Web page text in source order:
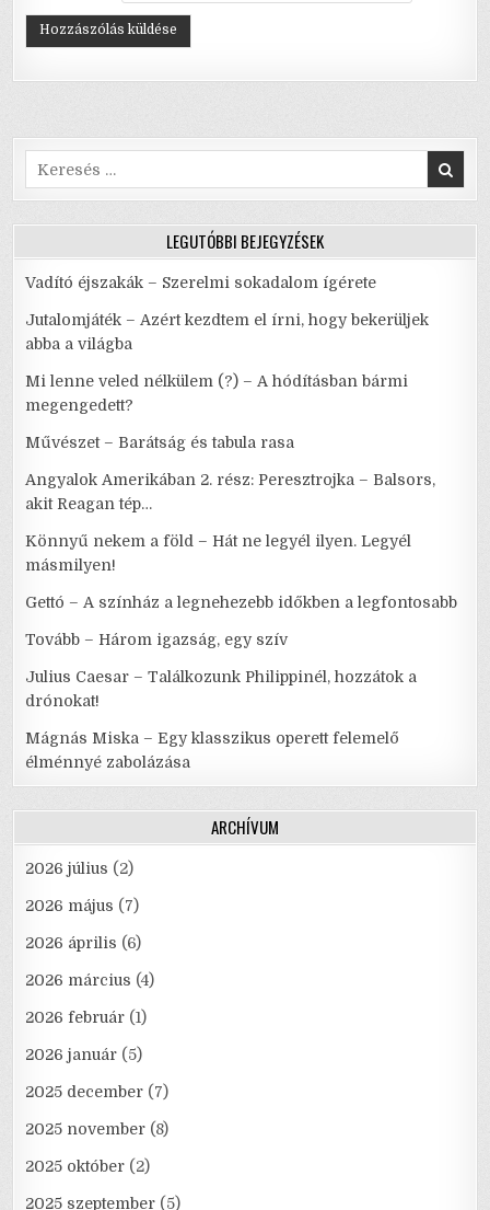
Search
for:
LEGUTÓBBI BEJEGYZÉSEK
Vadító éjszakák – Szerelmi sokadalom ígérete
Jutalomjáték – Azért kezdtem el írni, hogy bekerüljek
abba a világba
Mi lenne veled nélkülem (?) – A hódításban bármi
megengedett?
Művészet – Barátság és tabula rasa
Angyalok Amerikában 2. rész: Peresztrojka – Balsors,
akit Reagan tép…
Könnyű nekem a föld – Hát ne legyél ilyen. Legyél
másmilyen!
Gettó – A színház a legnehezebb időkben a legfontosabb
Tovább – Három igazság, egy szív
Julius Caesar – Találkozunk Philippinél, hozzátok a
drónokat!
Mágnás Miska – Egy klasszikus operett felemelő
élménnyé zabolázása
ARCHÍVUM
2026 július (2)
2026 május (7)
2026 április (6)
2026 március (4)
2026 február (1)
2026 január (5)
2025 december (7)
2025 november (8)
2025 október (2)
2025 szeptember (5)